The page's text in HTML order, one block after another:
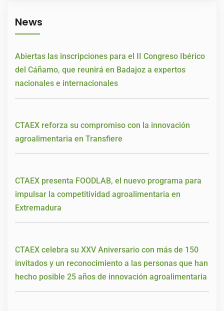
News
Abiertas las inscripciones para el II Congreso Ibérico
del Cáñamo, que reunirá en Badajoz a expertos
nacionales e internacionales
CTAEX reforza su compromiso con la innovación
agroalimentaria en Transfiere
CTAEX presenta FOODLAB, el nuevo programa para
impulsar la competitividad agroalimentaria en
Extremadura
CTAEX celebra su XXV Aniversario con más de 150
invitados y un reconocimiento a las personas que han
hecho posible 25 años de innovación agroalimentaria